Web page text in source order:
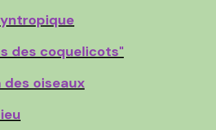
des coquelicots"
oiseaux